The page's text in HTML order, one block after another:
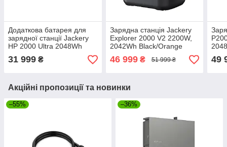
Додаткова батарея для
зарядної станції Jackery
HP 2000 Ultra 2048Wh
Grey (HP Battery 2000)
31 999 ₴
Зарядна станція Jackery
Explorer 2000 V2 2200W,
2042Wh Black/Orange
46 999₴ 51 999 ₴ 49
Акційні пропозиції та новинки
–55% –36%